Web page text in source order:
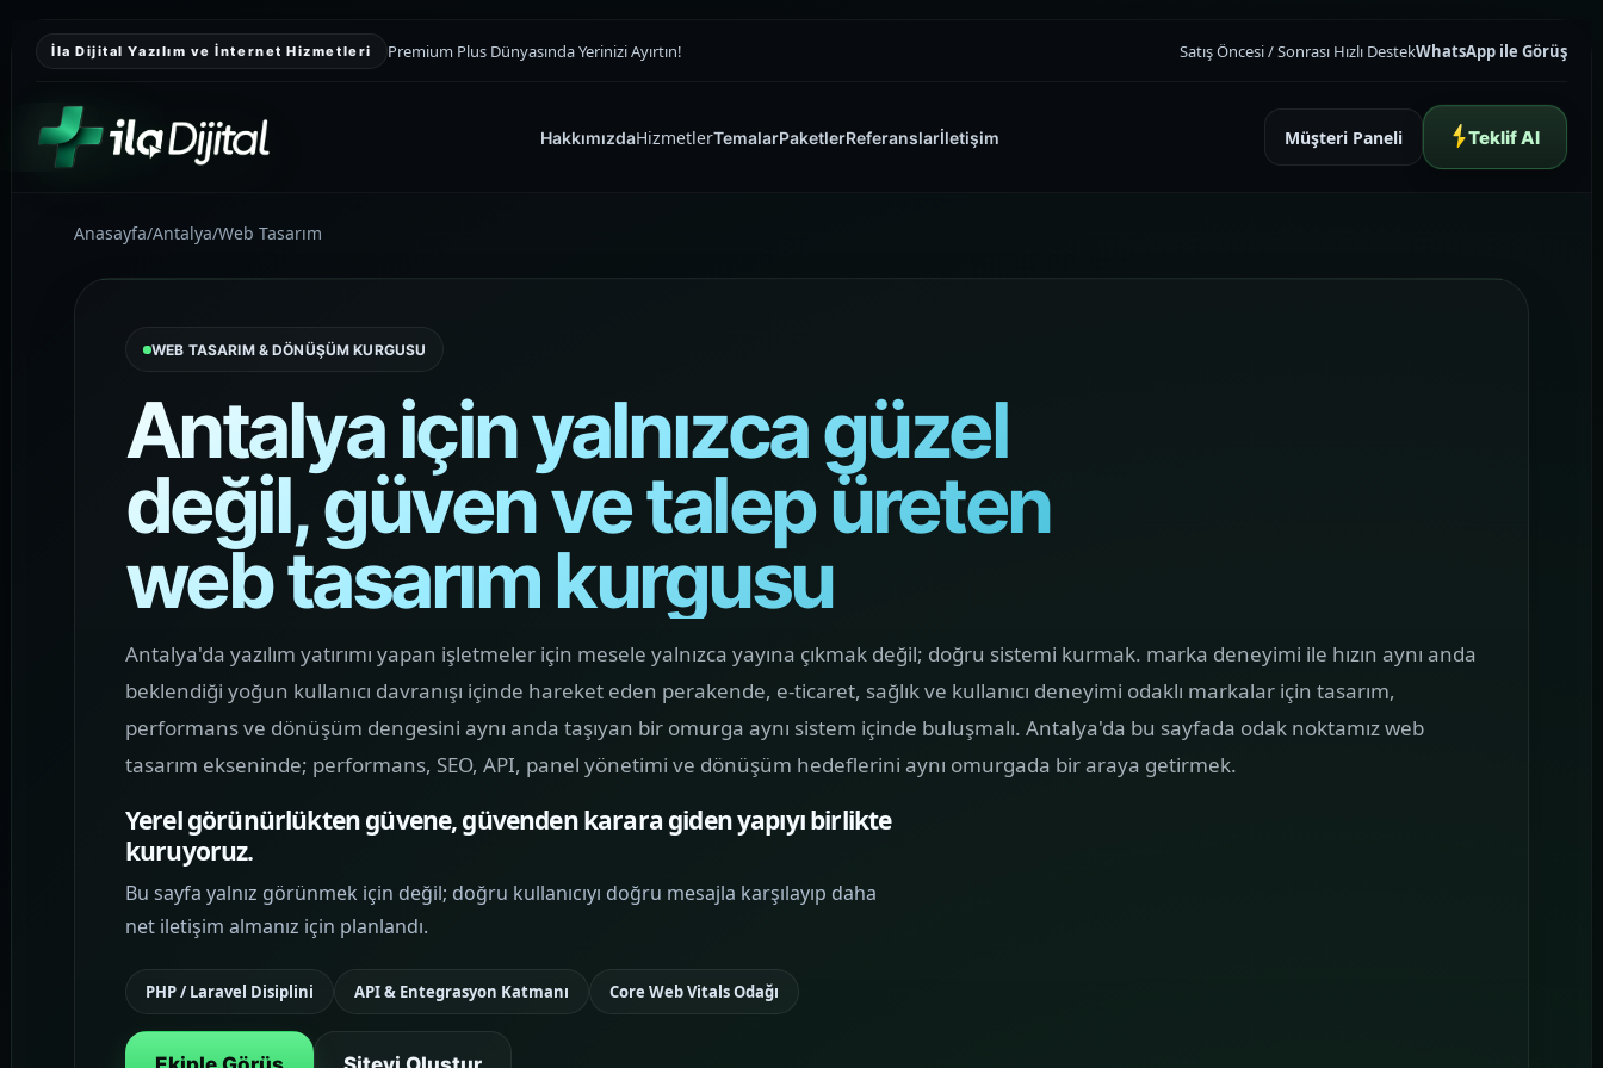
İla Dijital Yazılım ve İnternet Hizmetleri Premium Plus Dünyasında Yerinizi Ayırtın! Satış Öncesi / Sonrası Hızlı DestekWhatsApp ile Görüş
HakkımızdaHizmetler
Tasarım
Kurumsal güveni yükselten, teklif
daha düzenli gösteren premium web
sitesi yapıları kuruyoruz.
zorlaştırmayan premium e-ticaret
sitesi yapıları kuruyoruz.
MOBIL ÜRÜN
Mobil Uygulama
Kodlama
sağlayan, sade karar akışı ve yüksek
kullanılabilirlik sunan uygulama
arayüzleri kurguluyoruz.
SEO & Dijital
Pazarlama
buluşturan, görünürlüğü talebe
bağlayan SEO ve dijital pazarlama
sistemi kuruyoruz.
akıtmayan, mesajı landing sayfa ile
birebir buluşturan kampanya yapıları
kuruyoruz.
MARKA İLETIŞIMI
Sosyal Medya
Yönetimi
Marka görünürlüğünü artıran, sosyal
birleştiren ve içerik dilini tutarlı hale
getiren yönetim yapıları planlıyoruz.
TemalarPaketlerReferanslarİletişim Müşteri Paneli Teklif Al
Müşteri Paneli
Hakkımızda
Yapının arkasındaki yaklaşımı ve çalışma dilini
Hizmetler
Web, yazılım, mobil ve pazarlama hizmetlerini
tek yerden görün.
Kurumsal Web
SUNUM
E-ticaret Sitesi
SATIŞ VITRINI
Mobil Uygulama
Kodlama
Anasayfa/Antalya/Web Tasarım
WEB TASARIM & DÖNÜŞÜM KURGUSU
Antalya için yalnızca güzel
değil, güven ve talep üreten
web tasarım kurgusu
Antalya'da yazılım yatırımı yapan işletmeler için mesele yalnızca yayına çıkmak değil; doğru sistemi kurmak. marka deneyimi ile hızın aynı anda
beklendiği yoğun kullanıcı davranışı içinde hareket eden perakende, e-ticaret, sağlık ve kullanıcı deneyimi odaklı markalar için tasarım,
performans ve dönüşüm dengesini aynı anda taşıyan bir omurga aynı sistem içinde buluşmalı. Antalya'da bu sayfada odak noktamız web
tasarım ekseninde; performans, SEO, API, panel yönetimi ve dönüşüm hedeflerini aynı omurgada bir araya getirmek.
Yerel görünürlükten güvene, güvenden karara giden yapıyı birlikte
kuruyoruz.
Bu sayfa yalnız görünmek için değil; doğru kullanıcıyı doğru mesajla karşılayıp daha
net iletişim almanız için planlandı.
PHP / Laravel Disiplini API & Entegrasyon Katmanı Core Web Vitals Odağı